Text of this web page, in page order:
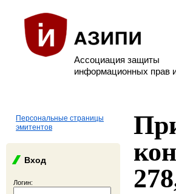
Ассоциация защиты
информационных прав
Персональные страницы
эмитентов
Вход
Логин: